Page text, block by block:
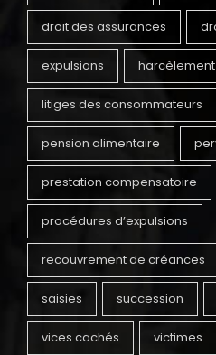
droit des assurances
expulsions harcèlement
litiges des consommateurs
pension alimentaire
prestation compensatoire
procédures d’expulsions
recouvrement de créances
saisies succession
vices cachés victimes